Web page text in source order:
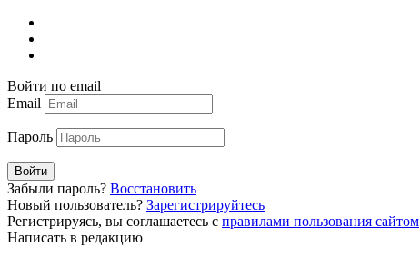
Войти по email
Email
Пароль
Войти
Забыли пароль? Восстановить
Новый пользователь? Зарегистрируйтесь
Регистрируясь, вы соглашаетесь с правилами пользования сайтом
Написать в редакцию